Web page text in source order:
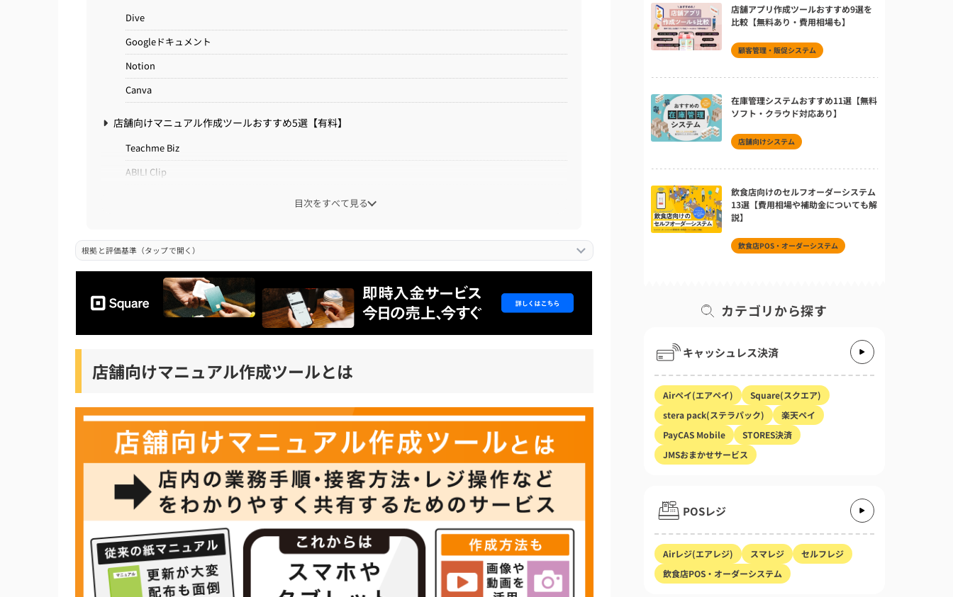
Dive
Googleドキュメント
Notion
Canva
店舗向けマニュアル作成ツールおすすめ5選【有料】
Teachme Biz
ABILI Clip
tebiki現場教育
店舗向けマニュアル作成ツールを導入する際の選び方
スマホやタブレットで現場から直感的に動画・写真マニュアルを作れるか
AIによる自動マニュアル作成機能があるか
アルバイトやパートが個人のスマホで手軽に閲覧・学習できるか
店舗向けマニュアル作成ツールを導入するメリット・デメリット
店舗向けマニュアル作成ツールを導入するメリット
店舗向けマニュアル作成ツールを導入するデメリット
店舗向けマニュアル作成ツールを導入する手順・流れ
店舗向けマニュアル作成ツールに関するよくある質問
個人でも導入できる無料のマニュアル作成ツールは？
エクセルや紙の古いマニュアルからシステムへスムーズに移行するには？
目次をすべて見る
根拠と評価基準（タップで開く）
店舗向けマニュアル作成ツールとは
店舗アプリ作成ツールおすすめ9選を
比較【無料あり・費用相場も】
顧客管理・販促システム
在庫管理システムおすすめ11選【無料
ソフト・クラウド対応あり】
店舗向けシステム
飲食店向けのセルフオーダーシステム
13選【費用相場や補助金についても解
説】
飲食店POS・オーダーシステム
カテゴリから探す
キャッシュレス決済
Airペイ(エアペイ)
Square(スクエア)
stera pack(ステラパック)
楽天ペイ
PayCAS Mobile
STORES決済
JMSおまかせサービス
POSレジ
Airレジ(エアレジ) スマレジ
セルフレジ
飲食店POS・オーダーシステム